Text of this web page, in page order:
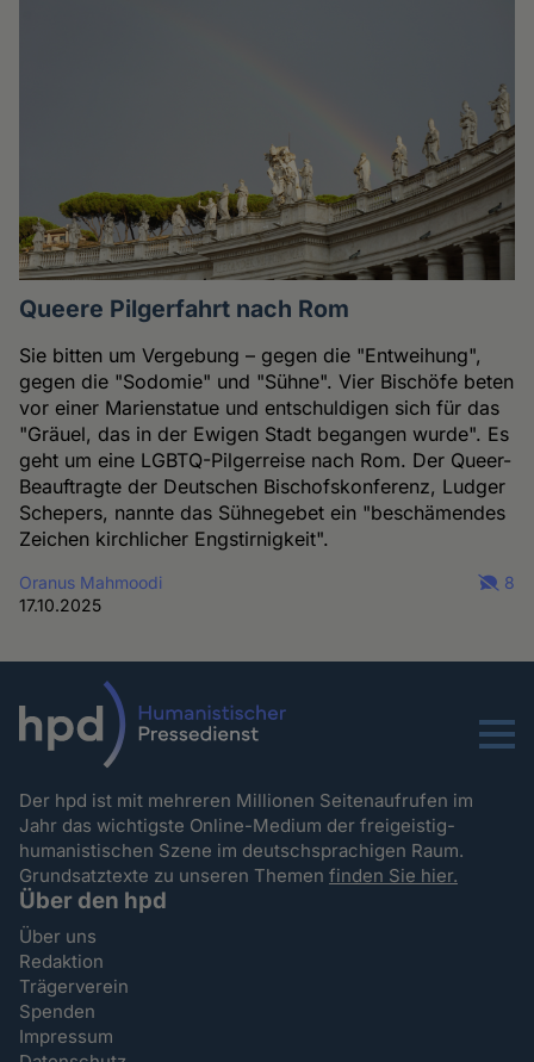
Queere Pilgerfahrt nach Rom
Sie bitten um Vergebung – gegen die "Entweihung",
gegen die "Sodomie" und "Sühne". Vier Bischöfe beten
vor einer Marienstatue und entschuldigen sich für das
"Gräuel, das in der Ewigen Stadt begangen wurde". Es
geht um eine LGBTQ-Pilgerreise nach Rom. Der Queer-
Beauftragte der Deutschen Bischofskonferenz, Ludger
Schepers, nannte das Sühnegebet ein "beschämendes
Zeichen kirchlicher Engstirnigkeit".
Oranus Mahmoodi
17.10.2025
8
Menu
Der hpd ist mit mehreren Millionen Seitenaufrufen im
Jahr das wichtigste Online-Medium der freigeistig-
humanistischen Szene im deutschsprachigen Raum.
Grundsatztexte zu unseren Themenfinden Sie hier.
Über den hpd
Über uns
Redaktion
Trägerverein
Spenden
Impressum